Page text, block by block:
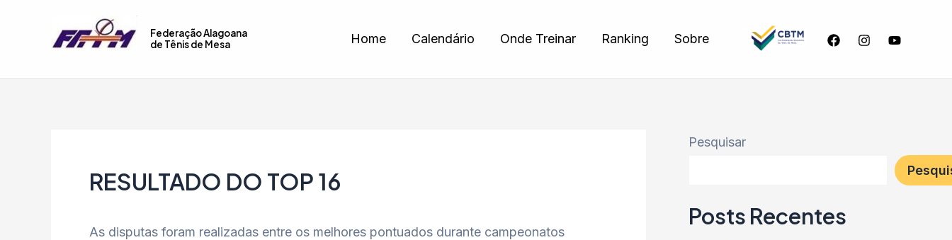
Federação Alagoana
de Tênis de Mesa
Home Calendário Onde Treinar Ranking Sobre
RESULTADO DO TOP 16
As disputas foram realizadas entre os melhores pontuados durante campeonatos
navigation
Pesquisar
Posts Recentes